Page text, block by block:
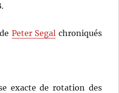
Peter Segal chroniqués
exacte de rotation des